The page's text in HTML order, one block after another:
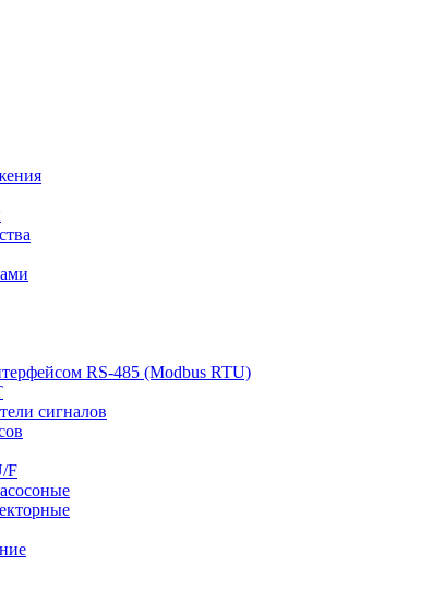
RS-485 (Modbus RTU)
сигналов
F